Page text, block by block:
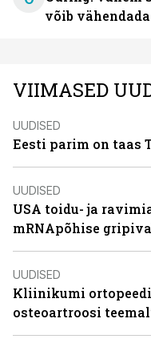
võib
VIIMASED
UUDISED
Eesti parim on taas
UUDISED
USA toidu- ja
mRNApõhise
UUDISED
Kliinikumi
osteoartroosi